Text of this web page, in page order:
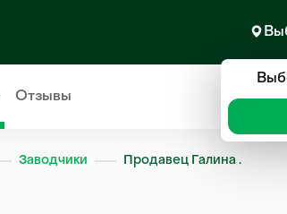
Отзывы
Заводчики Продавец Галина .